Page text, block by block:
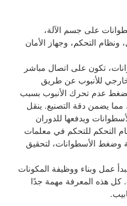
على جسم الآلة،
ونظام التحكم، وجهاز الأمان
تكون على اتصال مباشر
للأنبوب عن طريق
عدم تحرك الأنبوب بسبب
مما يضمن دقة التصنيع. ينقل
ويدفعها للدوران
التحكم للتحكم في معلمات
وضغط الأسطوانات، لتحقيق
عمل وبناء ووظيفة المكونات
كل هذه المعرفة مهمة جدًا